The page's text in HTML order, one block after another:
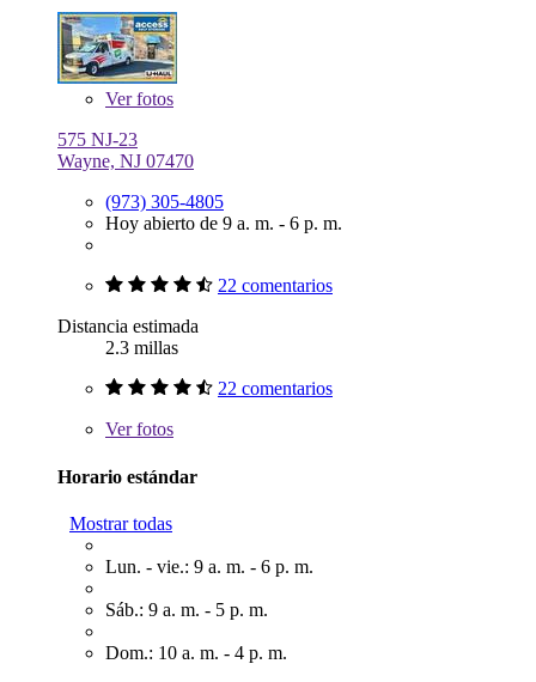
Verfotos
575 NJ-23
Wayne, NJ 07470
(973) 305-4805
Hoy abierto de 9 a. m. - 6 p. m.
22 comentarios
Distancia estimada
2.3 millas
22 comentarios
Verfotos
Horario estándar
Mostrar todas
Lun. - vie.: 9 a. m. - 6 p. m.
Sáb.: 9 a. m. - 5 p. m.
Dom.: 10 a. m. - 4 p. m.